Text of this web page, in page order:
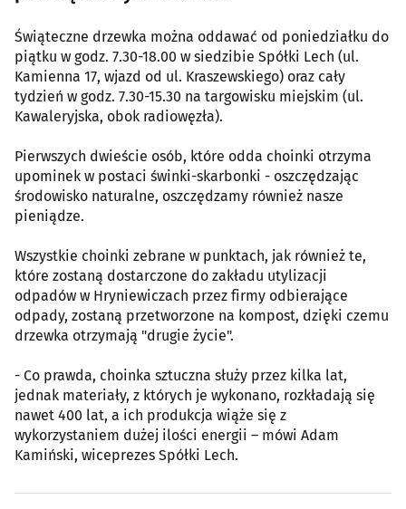
Świąteczne drzewka można oddawać od poniedziałku do
piątku w godz. 7.30-18.00 w siedzibie Spółki Lech (ul.
Kamienna 17, wjazd od ul. Kraszewskiego) oraz cały
tydzień w godz. 7.30-15.30 na targowisku miejskim (ul.
Kawaleryjska, obok radiowęzła).
Pierwszych dwieście osób, które odda choinki otrzyma
upominek w postaci świnki-skarbonki - oszczędzając
środowisko naturalne, oszczędzamy również nasze
pieniądze.
Wszystkie choinki zebrane w punktach, jak również te,
które zostaną dostarczone do zakładu utylizacji
odpadów w Hryniewiczach przez firmy odbierające
odpady, zostaną przetworzone na kompost, dzięki czemu
drzewka otrzymają "drugie życie".
- Co prawda, choinka sztuczna służy przez kilka lat,
jednak materiały, z których je wykonano, rozkładają się
nawet 400 lat, a ich produkcja wiąże się z
wykorzystaniem dużej ilości energii – mówi Adam
Kamiński, wiceprezes Spółki Lech.